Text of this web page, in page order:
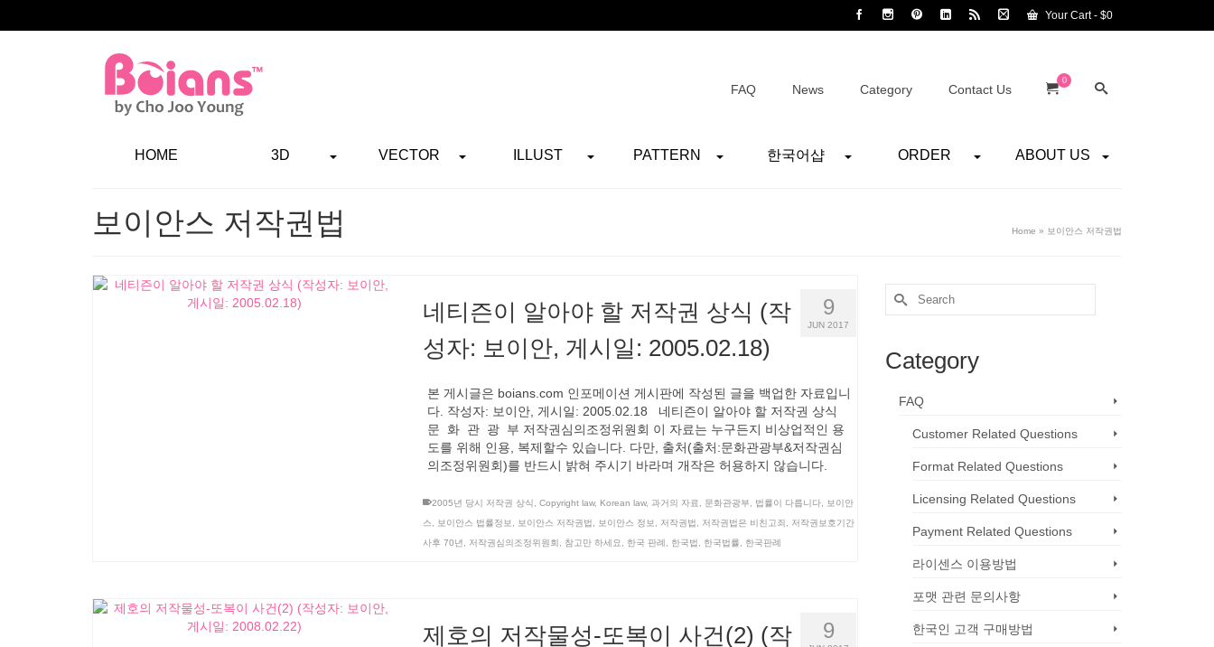
Your Cart- $0
FAQ News Category Contact Us
0
HOME 3D VECTOR ILLUST PATTERN 한국어샵 ORDER ABOUT US
보이안스 저작권법 Home » 보이안스 저작권법
9
JUN 2017
네티즌이 알아야 할 저작권 상식 (작
성자: 보이안, 게시일: 2005.02.18)
본 게시글은 boians.com 인포메이션 게시판에 작성된 글을 백업한 자료입니
다. 작성자: 보이안, 게시일: 2005.02.18 네티즌이 알아야 할 저작권 상식
문 화 관 광 부 저작권심의조정위원회 이 자료는 누구든지 비상업적인 용
도를 위해 인용, 복제할수 있습니다. 다만, 출처(출처:문화관광부&저작권심
의조정위원회)를 반드시 밝혀 주시기 바라며 개작은 허용하지 않습니다.
2005년 당시 저작권 상식 Copyright law, Korean law, 과거의 자료 문화관광부 법률이 다릅니다,
보이안
스
보이안스 법률정보 보이안스 저작권법 보이안스 정보 저작권법 저작권법은 비친고죄
저작권보호기간
사후 70년
저작권심의조정위원회 참고만 하세요 한국 판례 한국법 한국법률 한국판례
9
제호의 저작물성-또복이 사건(2) (작
Search
for:
Category
FAQ
Customer Related Questions
Format Related Questions
Licensing Related Questions
Payment Related Questions
라이센스 이용방법
포맷 관련 문의사항
한국인 고객 구매방법